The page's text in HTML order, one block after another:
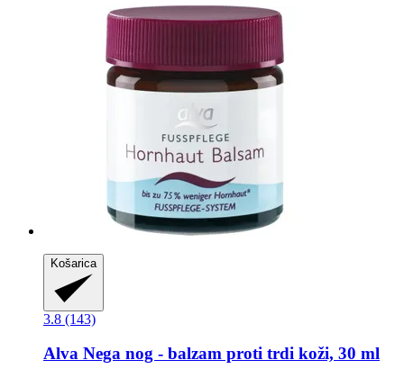
Košarica
3.8 (143)
Alva Nega nog -​ balzam proti trdi koži, 30 ml